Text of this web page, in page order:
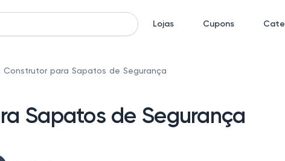
Lojas Cupons
Construtor para Sapatos de Segurança
Sapatos de Segurança